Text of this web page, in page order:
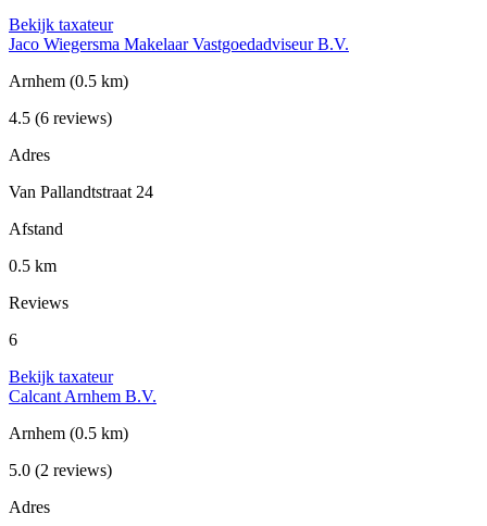
Bekijk taxateur
Jaco Wiegersma Makelaar Vastgoedadviseur B.V.
Arnhem (0.5 km)
4.5 (6 reviews)
Adres
Van Pallandtstraat 24
Afstand
0.5 km
Reviews
6
Bekijk taxateur
Calcant Arnhem B.V.
Arnhem (0.5 km)
5.0 (2 reviews)
Adres